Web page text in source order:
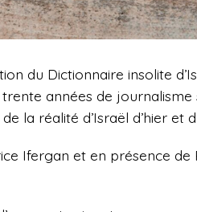
du Dictionnaire insolite
années de
la réalité d’Israël d’hier et
Ifergan et en présence de